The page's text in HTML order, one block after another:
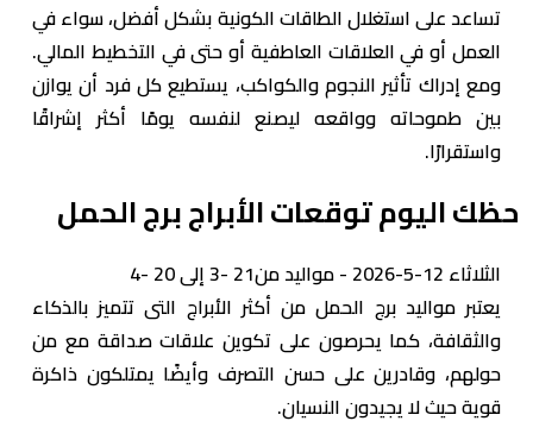
تساعد على استغلال الطاقات الكونية بشكل أفضل، سواء في
العمل أو في العلاقات العاطفية أو حتى في التخطيط المالي.
ومع إدراك تأثير النجوم والكواكب، يستطيع كل فرد أن يوازن
بين طموحاته وواقعه ليصنع لنفسه يومًا أكثر إشراقًا
واستقرارًا.
حظك اليوم توقعات الأبراج برج الحمل
الثلاثاء 12-5-2026 - مواليد من21 -3 إلى 20 -4
يعتبر مواليد برج الحمل من أكثر الأبراج التى تتميز بالذكاء
والثقافة، كما يحرصون على تكوين علاقات صداقة مع من
حولهم، وقادرين على حسن التصرف وأيضًا يمتلكون ذاكرة
قوية حيث لا يجيدون النسيان.